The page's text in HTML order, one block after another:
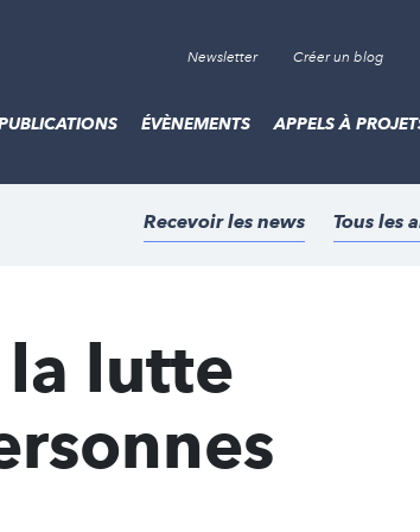
Newsletter Créer un blog
ÉVÈNEMENTS APPELS À
Recevoir les news Tous les
la lutte